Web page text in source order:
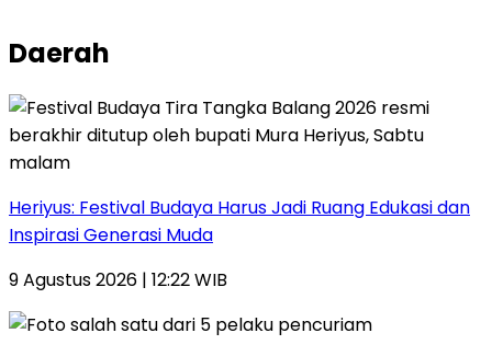
Daerah
Heriyus: Festival Budaya Harus Jadi Ruang Edukasi dan
Inspirasi Generasi Muda
9 Agustus 2026 | 12:22 WIB